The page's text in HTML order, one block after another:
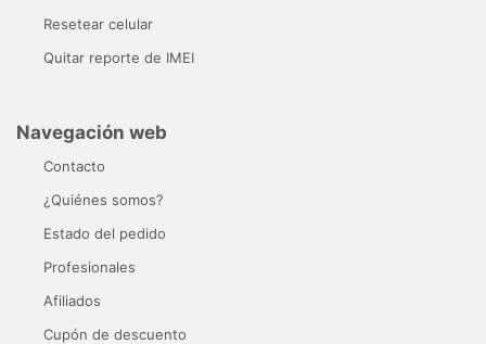
Resetear celular
Quitar reporte de IMEI
Navegación web
Contacto
¿Quiénes somos?
Estado del pedido
Profesionales
Afiliados
Cupón de descuento